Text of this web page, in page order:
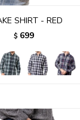
SHIRT - RED
$ 699